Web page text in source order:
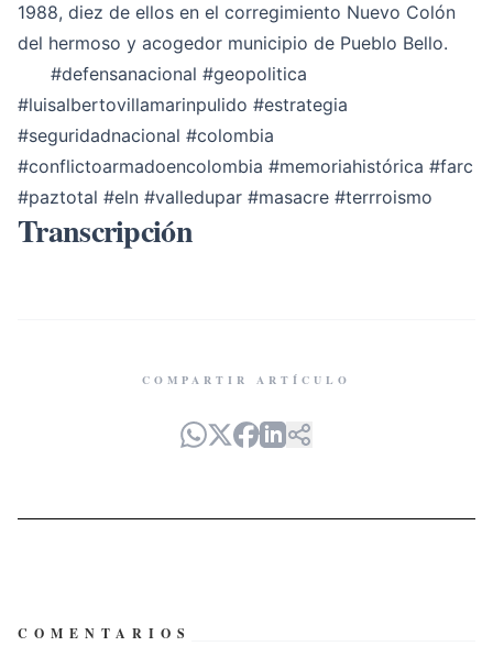
1988, diez de ellos en el corregimiento Nuevo Colón
del hermoso y acogedor municipio de Pueblo Bello.
#defensanacional #geopolitica
#luisalbertovillamarinpulido #estrategia
#seguridadnacional #colombia
#conflictoarmadoencolombia #memoriahistórica #farc
#paztotal #eln #valledupar #masacre #terrroismo
Transcripción
COMPARTIR ARTÍCULO
COMENTARIOS